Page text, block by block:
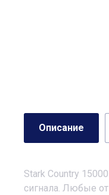
Описание
Stark Country
сигнала. Любые